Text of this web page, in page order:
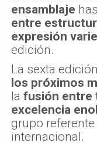
ensamblaje
entre
expresión
edición.
La sexta
los próximos
la fusión entre
excelencia
grupo
internacional.